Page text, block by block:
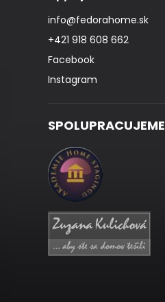
info@fedorahome.sk
+421 918 608 662
Facebook
Instagram
SPOLUPRACUJEME